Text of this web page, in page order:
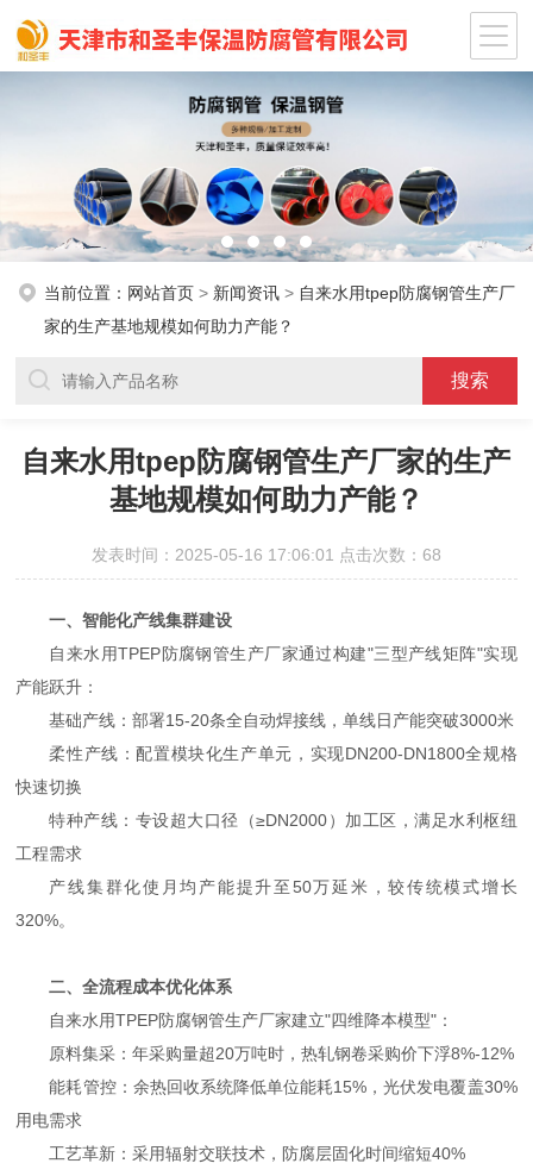
当前位置： 网站首页 > 新闻资讯 > 自来水用tpep防腐钢管生产厂
家的生产基地规模如何助力产能？
自来水用tpep防腐钢管生产厂家的生产
基地规模如何助力产能？
发表时间：2025-05-16 17:06:01 点击次数：68
一、智能化产线集群建设
自来水用TPEP防腐钢管生产厂家通过构建"三型产线矩阵"实现
产能跃升：
基础产线：部署15-20条全自动焊接线，单线日产能突破3000米
柔性产线：配置模块化生产单元，实现DN200-DN1800全规格
快速切换
特种产线：专设超大口径（≥DN2000）加工区，满足水利枢纽
工程需求
产线集群化使月均产能提升至50万延米，较传统模式增长
320%。
二、全流程成本优化体系
自来水用TPEP防腐钢管生产厂家建立"四维降本模型"：
原料集采：年采购量超20万吨时，热轧钢卷采购价下浮8%-12%
能耗管控：余热回收系统降低单位能耗15%，光伏发电覆盖30%
用电需求
工艺革新：采用辐射交联技术，防腐层固化时间缩短40%